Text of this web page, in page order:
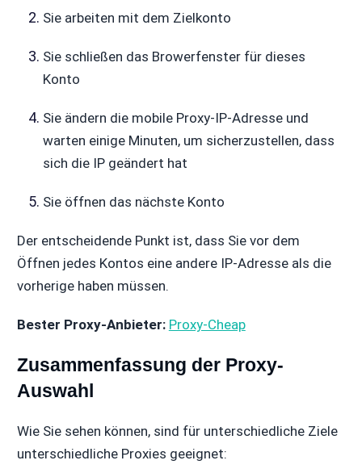
Sie arbeiten mit dem Zielkonto
Sie schließen das Browerfenster für dieses
Konto
Sie ändern die mobile Proxy-IP-Adresse und
warten einige Minuten, um sicherzustellen, dass
sich die IP geändert hat
Sie öffnen das nächste Konto
Der entscheidende Punkt ist, dass Sie vor dem
Öffnen jedes Kontos eine andere IP-Adresse als die
vorherige haben müssen.
Bester Proxy-Anbieter: Proxy-Cheap
Zusammenfassung der Proxy-
Auswahl
Wie Sie sehen können, sind für unterschiedliche Ziele
unterschiedliche Proxies geeignet: